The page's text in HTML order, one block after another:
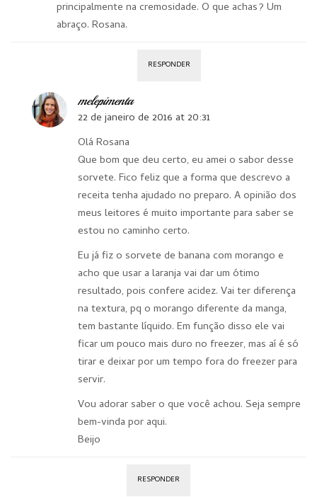
principalmente na cremosidade. O que achas? Um
abraço. Rosana.
RESPONDER
melepimenta
22 de janeiro de 2016 at 20:31
Olá Rosana
Que bom que deu certo, eu amei o sabor desse
sorvete. Fico feliz que a forma que descrevo a
receita tenha ajudado no preparo. A opinião dos
meus leitores é muito importante para saber se
estou no caminho certo.
Eu já fiz o sorvete de banana com morango e
acho que usar a laranja vai dar um ótimo
resultado, pois confere acidez. Vai ter diferença
na textura, pq o morango diferente da manga,
tem bastante líquido. Em função disso ele vai
ficar um pouco mais duro no freezer, mas aí é só
tirar e deixar por um tempo fora do freezer para
servir.
Vou adorar saber o que você achou. Seja sempre
bem-vinda por aqui.
Beijo
RESPONDER